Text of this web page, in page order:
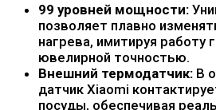
99 уровней мощности:
позволяет плавно
нагрева, имитируя работу
ювелирной точностью.
Внешний термодатчик: В
датчик Xiaomi
посуды, обеспечивая